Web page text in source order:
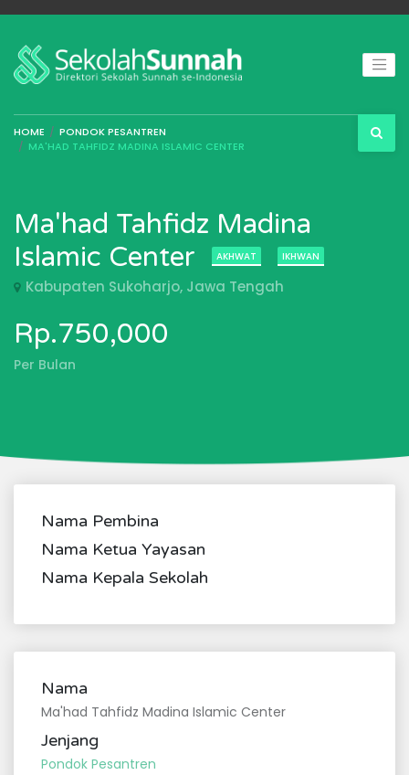
HOME
PONDOK PESANTREN
MA'HAD TAHFIDZ MADINA ISLAMIC CENTER
Ma'had Tahfidz Madina
Islamic Center
AKHWAT IKHWAN
Kabupaten Sukoharjo, Jawa Tengah
Rp.750,000
Per Bulan
Nama Pembina
Nama Ketua Yayasan
Nama Kepala Sekolah
Nama
Ma'had Tahfidz Madina Islamic Center
Jenjang
Pondok Pesantren